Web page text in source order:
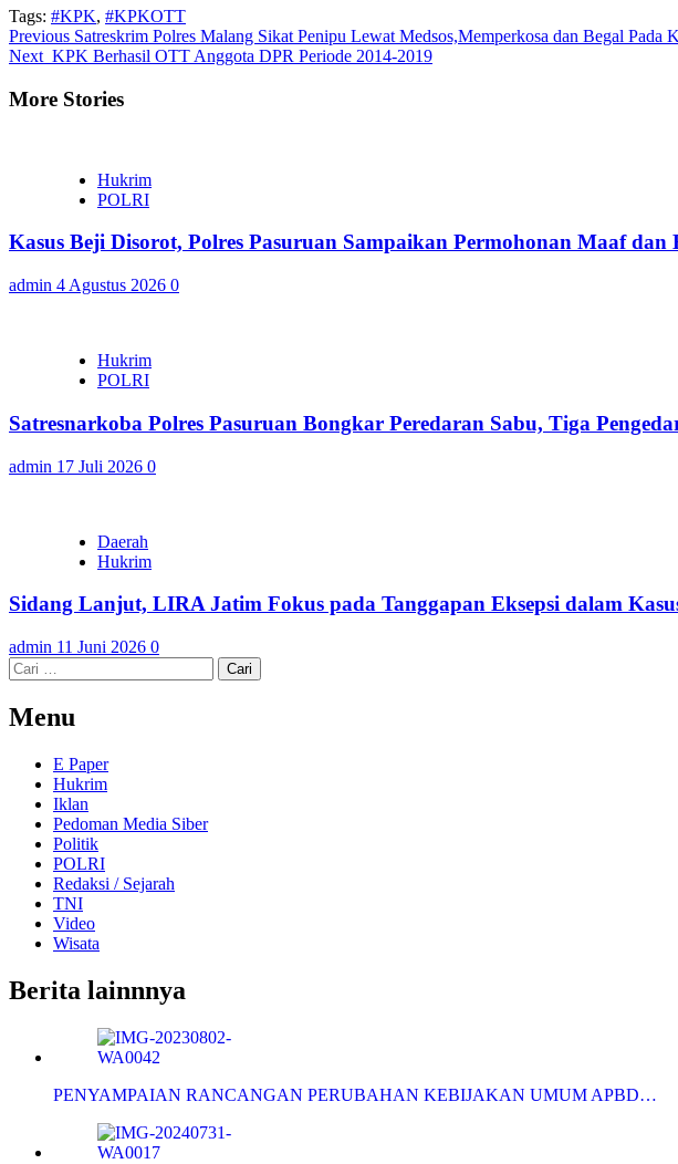
Tags: #KPK, #KPKOTT
Continue
Reading
Previous Satreskrim Polres Malang Sikat Penipu Lewat Medsos,Memperkosa dan Begal Pada
Next KPK Berhasil OTT Anggota DPR Periode 2014-2019
More Stories
Hukrim
POLRI
Kasus Beji Disorot, Polres Pasuruan Sampaikan Permohonan Maaf dan
admin 4 Agustus 2026 0
Hukrim
POLRI
Satresnarkoba Polres Pasuruan Bongkar Peredaran Sabu, Tiga
admin 17 Juli 2026 0
Daerah
Hukrim
Sidang Lanjut, LIRA Jatim Fokus pada Tanggapan Eksepsi dalam
admin 11 Juni 2026 0
Cari
untuk:
Menu
E Paper
Hukrim
Iklan
Pedoman Media Siber
Politik
POLRI
Redaksi / Sejarah
TNI
Video
Wisata
Berita lainnnya
PENYAMPAIAN RANCANGAN PERUBAHAN KEBIJAKAN UMUM APBD…